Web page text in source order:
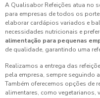
A Qualisabor Refeições atua no
para empresas de todos os
elaborar cardápios variados e
necessidades nutricionais e
alimentação para pequenas
de qualidade, garantindo uma
Realizamos a entrega das
pela empresa, sempre seguindo
Também oferecemos opções de
alimentares, como vegetarianos,